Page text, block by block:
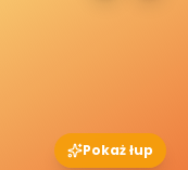
Pokaż łup